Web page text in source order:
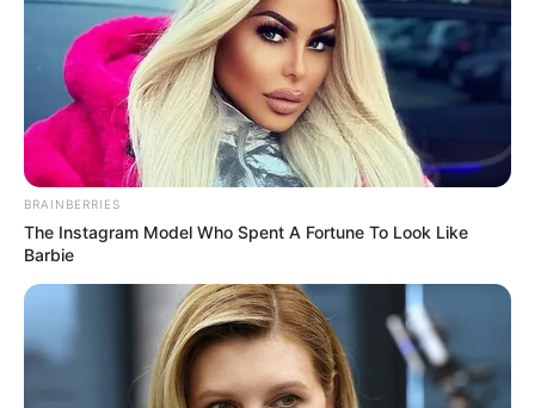
BRAINBERRIES
The Instagram Model Who Spent A Fortune To Look Like
Barbie